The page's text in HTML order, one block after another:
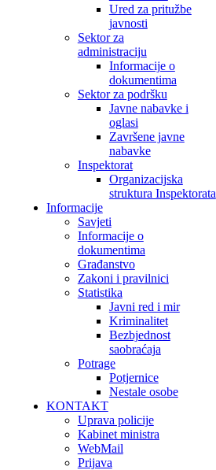
Ured za pritužbe
javnosti
Sektor za
administraciju
Informacije o
dokumentima
Sektor za podršku
Javne nabavke i
oglasi
Završene javne
nabavke
Inspektorat
Organizacijska
struktura Inspektorata
Informacije
Savjeti
Informacije o
dokumentima
Građanstvo
Zakoni i pravilnici
Statistika
Javni red i mir
Kriminalitet
Bezbjednost
saobraćaja
Potrage
Potjernice
Nestale osobe
KONTAKT
Uprava policije
Kabinet ministra
WebMail
Prijava